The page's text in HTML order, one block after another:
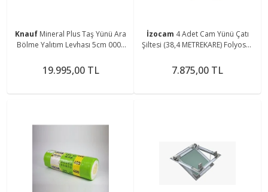
Knauf Mineral Plus Taş Yünü Ara
Bölme Yalıtım Levhası 5cm 0001
19.995,00 TL
İzocam 4 Adet Cam Yünü Çatı
Şiltesi (38,4 METREKARE) Folyosuz
7.875,00 TL